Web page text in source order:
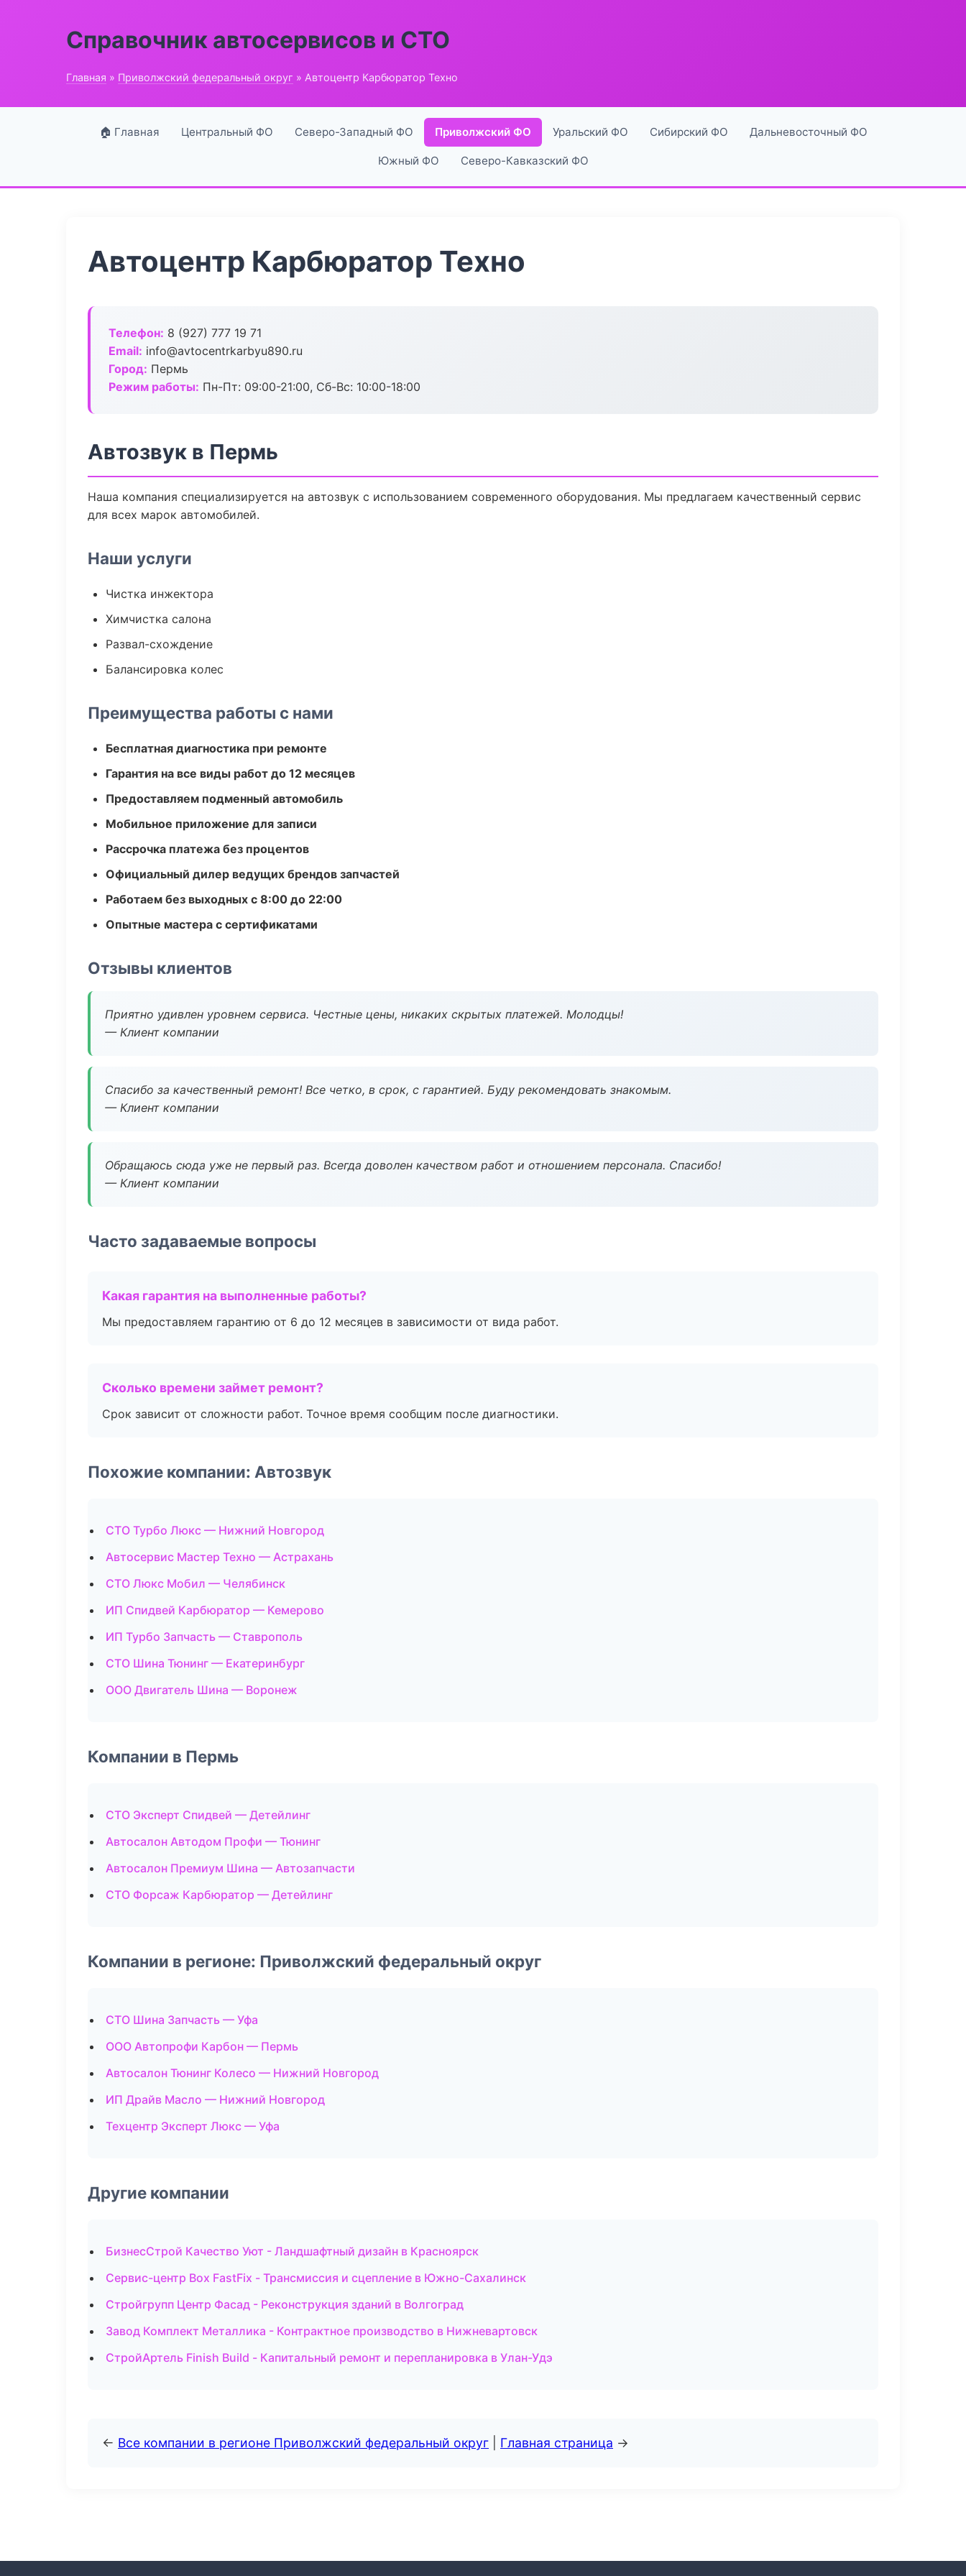
Справочник автосервисов и СТО
Главная » Приволжский федеральный округ » Автоцентр Карбюратор Техно
🏠 Главная Центральный ФО Северо-Западный ФО Приволжский ФО Уральский ФО Сибирский ФО Дальневосточный ФО
Южный ФО Северо-Кавказский ФО
Автоцентр Карбюратор Техно
Телефон: 8 (927) 777 19 71
Email: info@avtocentrkarbyu890.ru
Город: Пермь
Режим работы: Пн-Пт: 09:00-21:00, Сб-Вс: 10:00-18:00
Автозвук в Пермь
Наша компания специализируется на автозвук с использованием современного оборудования. Мы предлагаем качественный сервис
для всех марок автомобилей.
Наши услуги
Чистка инжектора
Химчистка салона
Развал-схождение
Балансировка колес
Преимущества работы с нами
Бесплатная диагностика при ремонте
Гарантия на все виды работ до 12 месяцев
Предоставляем подменный автомобиль
Мобильное приложение для записи
Рассрочка платежа без процентов
Официальный дилер ведущих брендов запчастей
Работаем без выходных с 8:00 до 22:00
Опытные мастера с сертификатами
Отзывы клиентов
Приятно удивлен уровнем сервиса. Честные цены, никаких скрытых платежей. Молодцы!
— Клиент компании
Спасибо за качественный ремонт! Все четко, в срок, с гарантией. Буду рекомендовать знакомым.
— Клиент компании
Обращаюсь сюда уже не первый раз. Всегда доволен качеством работ и отношением персонала. Спасибо!
— Клиент компании
Часто задаваемые вопросы
Какая гарантия на выполненные работы?
Мы предоставляем гарантию от 6 до 12 месяцев в зависимости от вида работ.
Сколько времени займет ремонт?
Срок зависит от сложности работ. Точное время сообщим после диагностики.
Похожие компании: Автозвук
СТО Турбо Люкс — Нижний Новгород
Автосервис Мастер Техно — Астрахань
СТО Люкс Мобил — Челябинск
ИП Спидвей Карбюратор — Кемерово
ИП Турбо Запчасть — Ставрополь
СТО Шина Тюнинг — Екатеринбург
ООО Двигатель Шина — Воронеж
Компании в Пермь
СТО Эксперт Спидвей — Детейлинг
Автосалон Автодом Профи — Тюнинг
Автосалон Премиум Шина — Автозапчасти
СТО Форсаж Карбюратор — Детейлинг
Компании в регионе: Приволжский федеральный округ
СТО Шина Запчасть — Уфа
ООО Автопрофи Карбон — Пермь
Автосалон Тюнинг Колесо — Нижний Новгород
ИП Драйв Масло — Нижний Новгород
Техцентр Эксперт Люкс — Уфа
Другие компании
БизнесСтрой Качество Уют - Ландшафтный дизайн в Красноярск
Сервис-центр Box FastFix - Трансмиссия и сцепление в Южно-Сахалинск
Стройгрупп Центр Фасад - Реконструкция зданий в Волгоград
Завод Комплект Металлика - Контрактное производство в Нижневартовск
СтройАртель Finish Build - Капитальный ремонт и перепланировка в Улан-Удэ
← Все компании в регионе Приволжский федеральный округ Главная страница →